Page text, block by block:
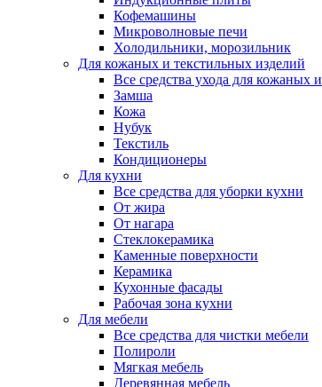
Кофемашины
Микроволновые печи
Холодильники, морозильник
Для кожаных и текстильных изделий
Все средства ухода для кожаных
Замша
Кожа
Нубук
Текстиль
Кондиционеры
Для кухни
Все средства для уборки кухни
От жира
От нагара
Стеклокерамика
Каменные поверхности
Керамика
Кухонные фасады
Рабочая зона кухни
Для мебели
Все средства для чистки мебели
Полироли
Мягкая мебель
Деревянная мебель